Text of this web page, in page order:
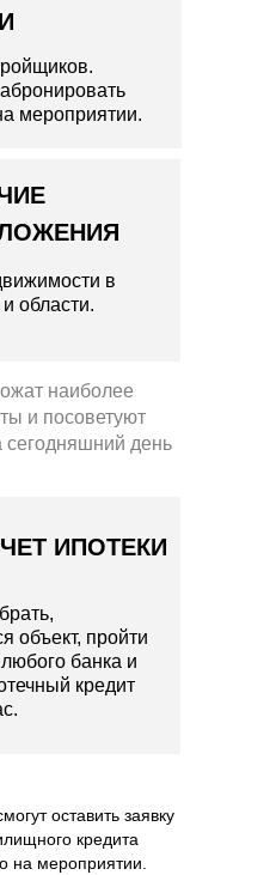
мероприятии.
наиболее
и посоветуют
день
в
области.
ИПОТЕКИ
объект, пройти
банка и
кредит
оставить заявку
кредита
на мероприятии.